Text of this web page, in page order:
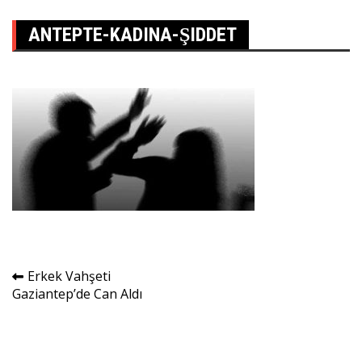
ANTEPTE-KADINA-ŞIDDET
Yazı
gezinmesi
Erkek Vahşeti
Gaziantep’de Can Aldı